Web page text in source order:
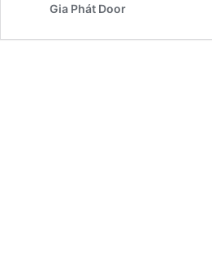
Gia Phát Door